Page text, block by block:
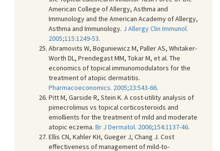
American College of Allergy, Asthma and
Immunology and the American Academy of Allergy,
Asthma and Immunology. J Allergy Clin Immunol.
2005;115:1249-53.
Abramovits W, Boguniewicz M, Paller AS, Whitaker-
Worth DL, Prendegast MM, Tokar M, et al. The
economics of topical immunomodulators for the
treatment of atopic dermatitis.
Pharmacoeconomics. 2005;23:543-66.
Pitt M, Garside R, Stein K. A cost-utility analysis of
pimecrolimus vs topical corticosteroids and
emollients for the treatment of mild and moderate
atopic eczema. Br J Dermatol. 2006;154:1137-46.
Ellis CN, Kahler KH, Gueger J, Chang J. Cost
effectiveness of management of mild-to-